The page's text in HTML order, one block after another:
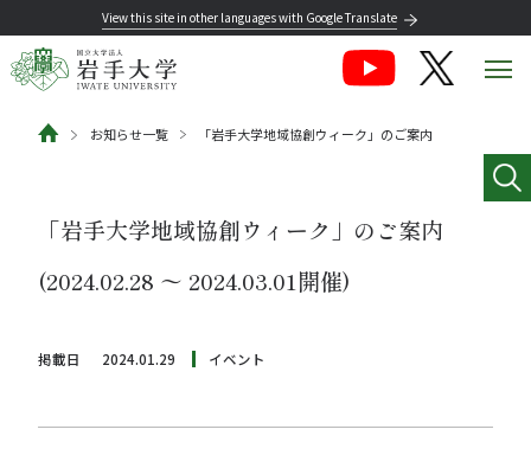
View this site in other languages with Google Translate
お知らせ一覧 「岩手大学地域協創ウィーク」のご案内
「岩手大学地域協創ウィーク」のご案内
(2024.02.28 〜 2024.03.01開催)
掲載日 2024.01.29 イベント